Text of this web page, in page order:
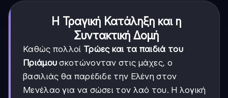
Η Τραγική Κατάληξη και η
Συντακτική Δομή
Καθώς πολλοί Τρώες και τα παιδιά του
Πριάμου σκοτώνονταν στις μάχες, ο
βασιλιάς θα παρέδιδε την Ελένη στον
Μενέλαο για να σώσει τον λαό του. Η λογική